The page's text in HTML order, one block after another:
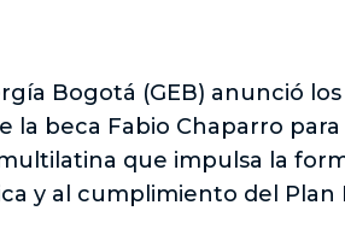
Bogotá (GEB) anunció
la beca Fabio Chaparro
que impulsa la
y al cumplimiento del Plan